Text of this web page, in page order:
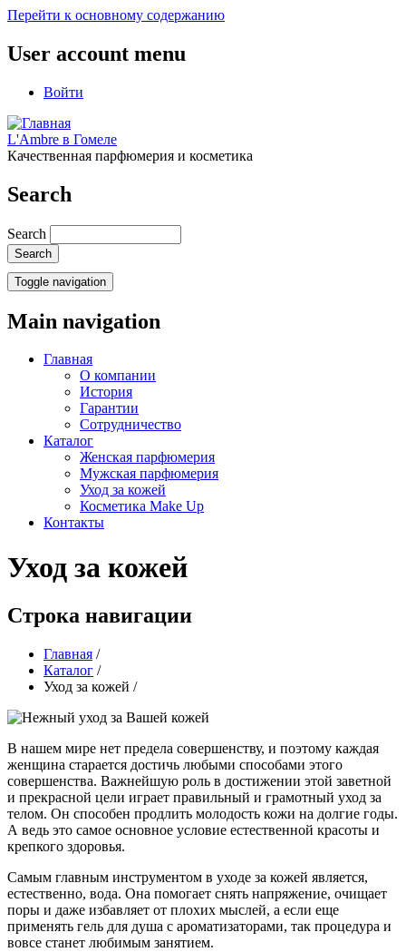
Перейти к основному содержанию
User account menu
Войти
L'Ambre в Гомеле
Качественная парфюмерия и косметика
Search
Search
Toggle navigation
Main navigation
Главная
О компании
История
Гарантии
Сотрудничество
Каталог
Женская парфюмерия
Мужская парфюмерия
Уход за кожей
Косметика Make Up
Контакты
Уход за кожей
Строка навигации
Главная /
Каталог /
Уход за кожей /
В нашем мире нет предела совершенству, и поэтому каждая
женщина старается достичь любыми способами этого
совершенства. Важнейшую роль в достижении этой заветной
и прекрасной цели играет правильный и грамотный уход за
телом. Он способен продлить молодость кожи на долгие годы.
А ведь это самое основное условие естественной красоты и
крепкого здоровья.
Самым главным инструментом в уходе за кожей является,
естественно, вода. Она помогает снять напряжение, очищает
поры и даже избавляет от плохих мыслей, а если еще
применять гель для душа с ароматизаторами, так процедура и
вовсе станет любимым занятием.